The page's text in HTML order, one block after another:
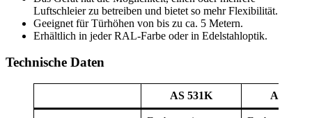
Luftschleier zu betreiben und bietet so mehr Flexibilität.
Geeignet für Türhöhen von bis zu ca. 5 Metern.
Erhältlich in jeder RAL-Farbe oder in Edelstahloptik.
Technische Daten
AS 531K AS 535K